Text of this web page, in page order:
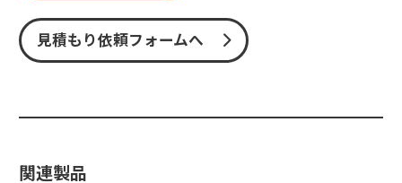
見積もり依頼フォームへ
関連製品